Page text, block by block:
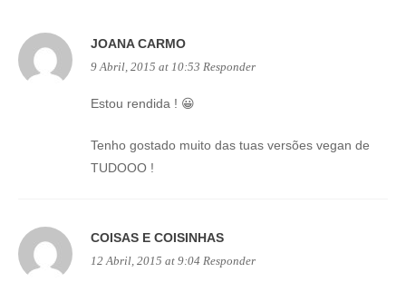
JOANA CARMO
9 Abril, 2015 at 10:53 Responder
Estou rendida ! 😀
Tenho gostado muito das tuas versões vegan de
TUDOOO !
COISAS E COISINHAS
12 Abril, 2015 at 9:04 Responder